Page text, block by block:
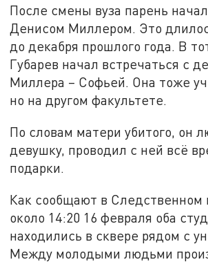
После смены вуза парень
Денисом Миллером. Это
до декабря прошлого года. В
Губарев начал встречаться с
Миллера – Софьей. Она тоже
но на другом факультете.
По словам матери убитого, он
девушку, проводил с ней всё
подарки.
Как сообщают в Следственном
около 14:20 16 февраля оба
находились в сквере рядом с
Между молодыми людьми